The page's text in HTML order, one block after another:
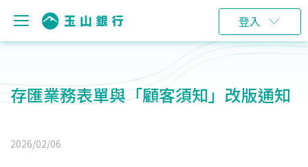
登入
存匯業務表單與「顧客須知」改版通知
2026/02/06